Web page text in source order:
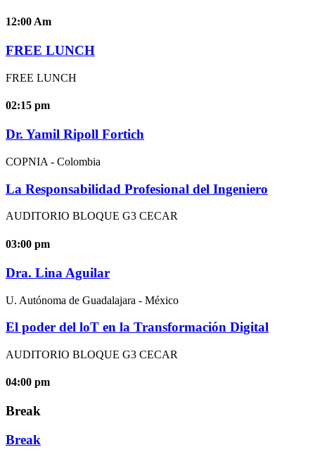
12:00 Am
FREE LUNCH
FREE LUNCH
02:15 pm
Dr. Yamil Ripoll Fortich
COPNIA - Colombia
La Responsabilidad Profesional del Ingeniero
AUDITORIO BLOQUE G3 CECAR
03:00 pm
Dra. Lina Aguilar
U. Autónoma de Guadalajara - México
El poder del loT en la Transformación Digital
AUDITORIO BLOQUE G3 CECAR
04:00 pm
Break
Break